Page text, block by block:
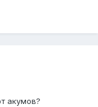
акумов?